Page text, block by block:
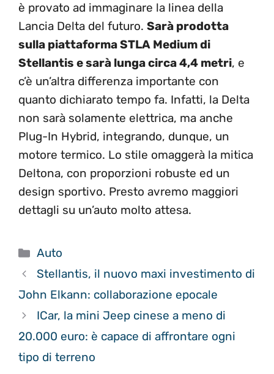
è provato ad immaginare la linea della
Lancia Delta del futuro. Sarà prodotta
sulla piattaforma STLA Medium di
Stellantis e sarà lunga circa 4,4 metri, e
c’è un’altra differenza importante con
quanto dichiarato tempo fa. Infatti, la Delta
non sarà solamente elettrica, ma anche
Plug-In Hybrid, integrando, dunque, un
motore termico. Lo stile omaggerà la mitica
Deltona, con proporzioni robuste ed un
design sportivo. Presto avremo maggiori
dettagli su un’auto molto attesa.
Categorie
Auto
Stellantis, il nuovo maxi investimento di
John Elkann: collaborazione epocale
ICar, la mini Jeep cinese a meno di
20.000 euro: è capace di affrontare ogni
tipo di terreno